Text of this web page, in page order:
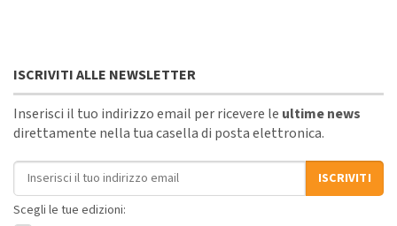
ISCRIVITI ALLE NEWSLETTER
Inserisci il tuo indirizzo email per ricevere le ultime news
direttamente nella tua casella di posta elettronica.
Indirizzo email
ISCRIVITI
Scegli le tue edizioni: